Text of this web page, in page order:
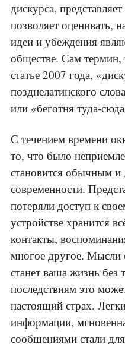
дискурса,
позволяет оценивать,
идеи и убеждения
обществе. Сам
статье 2007 года,
позднелатинского
или «беготня туда-
С течением времени
то, что было
становится обычным
современности.
потеряли доступ к
устройстве хранится
контакты,
многое другое. Мысли
станет ваша жизнь без
последствиям это
настоящий страх.
информации,
сообщениями стали